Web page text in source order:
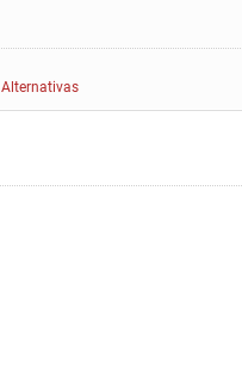
Alternativas